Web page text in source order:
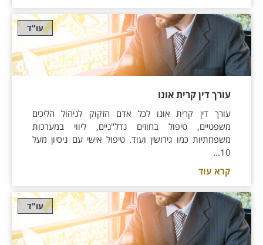
עו"ד
עורך דין קרית אונו
עורך דין קרית אונו לכל אדם הזקוק לניהול הליכים
משפטיים, טיפול בחוזים נדל"ניים, ליווי במערכות
משפחתיות כמו גירושין ועוד. טיפול אישי עם ניסיון מעל
10...
קרא עוד
עו"ד